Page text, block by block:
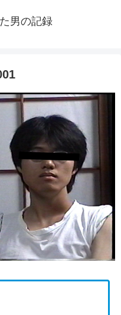
男の記録